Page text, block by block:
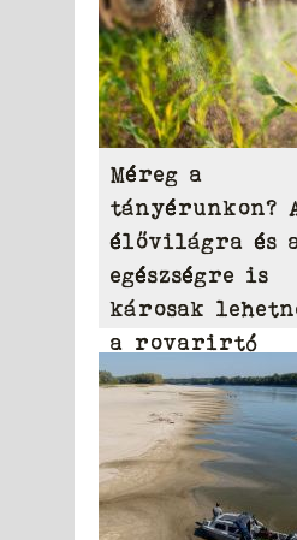
Méreg a
tányérunkon?
élővilágra és
egészségre is
károsak
a rovarirtó
szerek